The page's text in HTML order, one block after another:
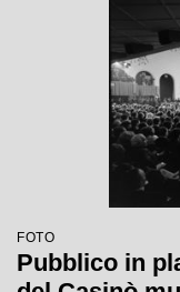
FOTO
Pubblico in